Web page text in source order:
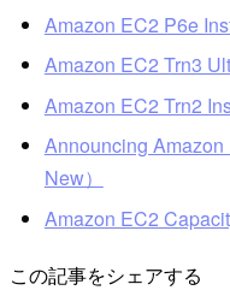
Amazon EC2 P6e
Amazon EC2 Trn3
Amazon EC2 Trn2
Announcing
New）
Amazon EC2
この記事をシェアする